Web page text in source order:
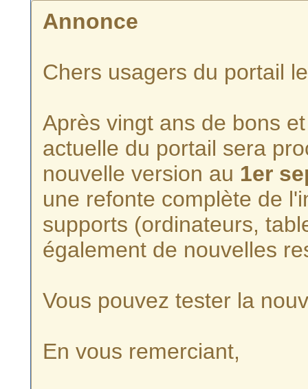
Annonce
Chers usagers du portail
Après vingt ans de bons
actuelle du portail sera
nouvelle version au 1er
une refonte complète de
supports (ordinateurs,
également de nouvelles
Vous pouvez tester la
En vous remerciant,